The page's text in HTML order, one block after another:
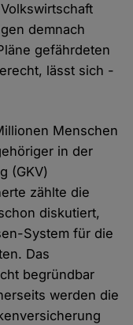
demnach
gefährdeten
lässt sich -
Menschen
in der
(GKV)
zählte die
diskutiert,
System für die
Das
begründbar
werden die